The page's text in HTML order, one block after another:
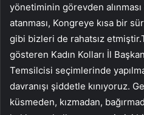
yönetiminin görevden
atanması, Kongreye kısa bir
gibi bizleri de rahatsız
gösteren Kadın Kolları İl
Temsilcisi seçimlerinde
davranışı şiddetle kınıyoruz.
küsmeden, kızmadan,